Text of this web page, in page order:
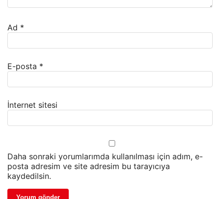
Ad *
E-posta *
İnternet sitesi
Daha sonraki yorumlarımda kullanılması için adım, e-
posta adresim ve site adresim bu tarayıcıya
kaydedilsin.